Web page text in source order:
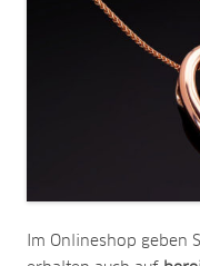
Im Onlineshop geben